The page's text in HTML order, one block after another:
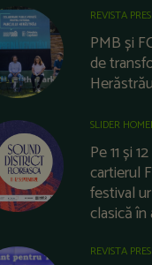
REVISTA
PMB și
de
Herăstrău
SLIDER
Pe 11 și
cartierul
festival
clasică
REVISTA